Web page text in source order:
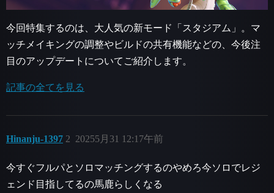
今回特集するのは、大人気の新モード「スタジアム」。マ
ッチメイキングの調整やビルドの共有機能などの、今後注
目のアップデートについてご紹介します。
記事の全てを見る
Hinanju-1397 20255月31 12:17午前
2
今すぐフルパとソロマッチングするのやめろ今ソロでレジ
ェンド目指してるの馬鹿らしくなる